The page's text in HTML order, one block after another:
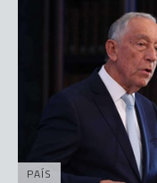
PAÍS